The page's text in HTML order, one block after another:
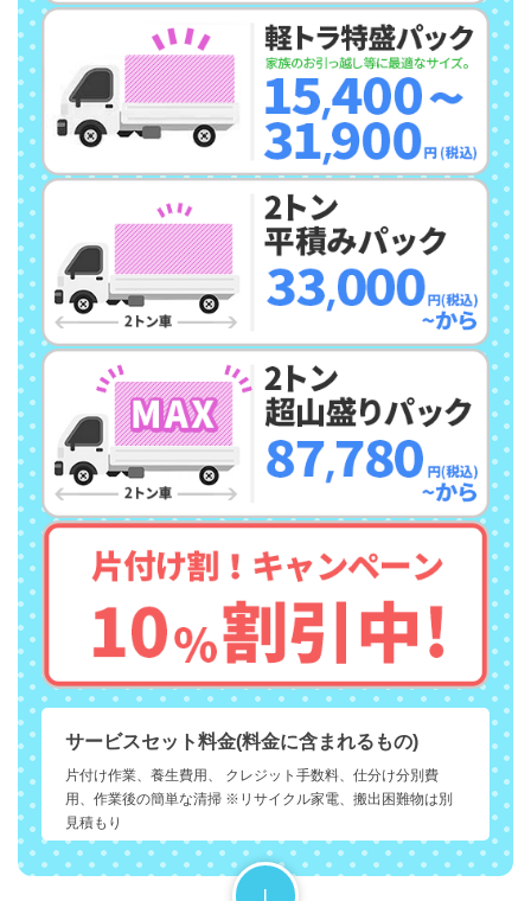
サービスセット料金(料金に含まれるもの)
片付け作業、養生費用、 クレジット手数料、仕分け分別費
用、作業後の簡単な清掃 ※リサイクル家電、搬出困難物は別
見積もり